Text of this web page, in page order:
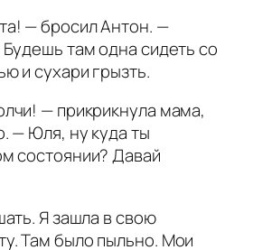
— бросил Антон. —
там одна сидеть со
и сухари грызть.
— прикрикнула мама,
— Юля, ну куда ты
состоянии? Давай
Я зашла в свою
Там было пыльно. Мои